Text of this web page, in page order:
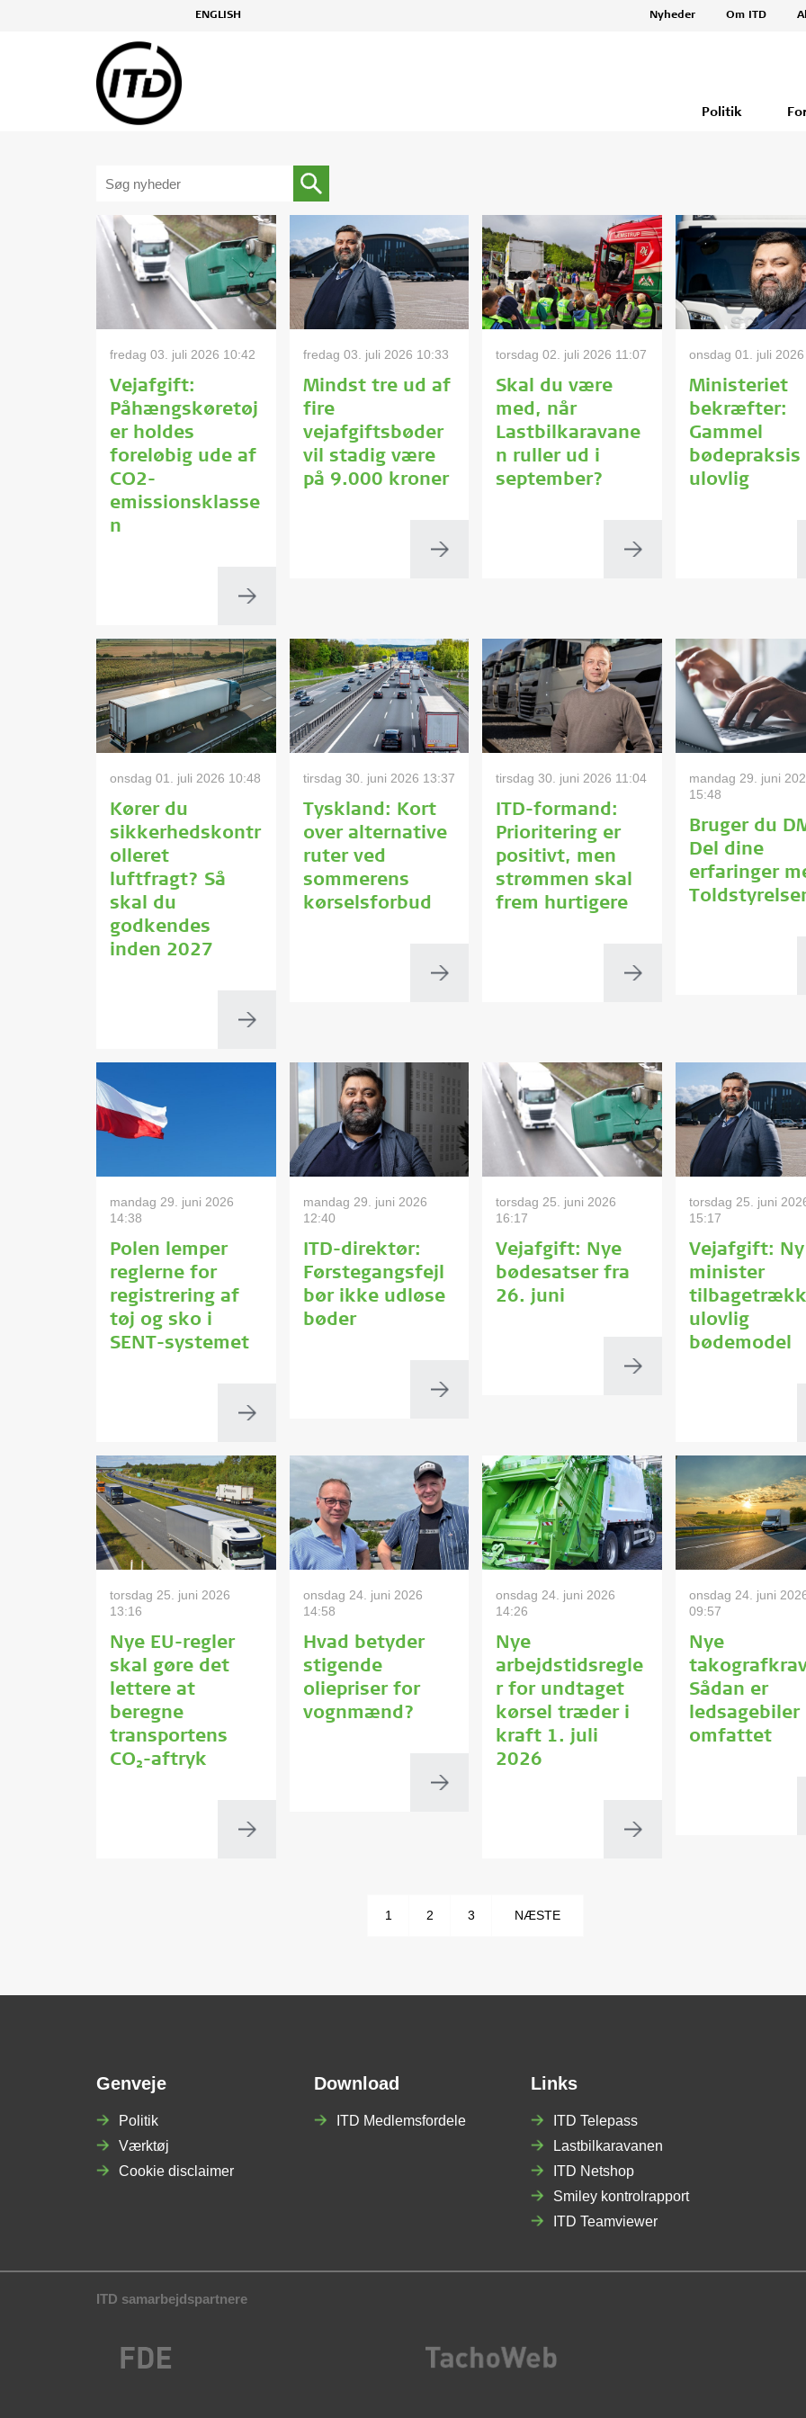
ENGLISH Nyheder Om ITD
Politik
fredag 03. juli 2026 10:42
Vejafgift:
Påhængskøretøj
er holdes
foreløbig ude af
CO2-
emissionsklasse
n
fredag 03. juli 2026 10:33
Mindst tre ud af
fire
vejafgiftsbøder
vil stadig være
på 9.000 kroner
torsdag 02. juli 2026 11:07
Skal du være
med, når
Lastbilkaravane
n ruller ud i
september?
onsdag 01. juli
Ministeriet
bekræfter:
Gammel
bødepraksis
ulovlig
onsdag 01. juli 2026 10:48
Kører du
sikkerhedskontr
olleret
luftfragt? Så
skal du
godkendes
inden 2027
tirsdag 30. juni 2026 13:37
Tyskland: Kort
over alternative
ruter ved
sommerens
kørselsforbud
tirsdag 30. juni 2026 11:04
ITD-formand:
Prioritering er
positivt, men
strømmen skal
frem hurtigere
mandag 29. juni
15:48
Bruger du
Del dine
erfaringer
mandag 29. juni 2026
14:38
Polen lemper
reglerne for
registrering af
tøj og sko i
SENT-systemet
mandag 29. juni 2026
12:40
ITD-direktør:
Førstegangsfejl
bør ikke udløse
bøder
torsdag 25. juni 2026
16:17
Vejafgift: Nye
bødesatser fra
26. juni
torsdag 25. juni
15:17
Vejafgift: Ny
minister
ulovlig
bødemodel
torsdag 25. juni 2026
13:16
Nye EU-regler
skal gøre det
lettere at
beregne
transportens
CO₂-aftryk
onsdag 24. juni 2026
14:58
Hvad betyder
stigende
oliepriser for
vognmænd?
onsdag 24. juni 2026
14:26
Nye
arbejdstidsregle
r for undtaget
kørsel træder i
kraft 1. juli
2026
onsdag 24. juni
09:57
Nye
Sådan er
ledsagebiler
omfattet
1 2 3 NÆSTE
Genveje
Politik
Værktøj
Cookie disclaimer
Download
ITD Medlemsfordele
Links
ITD Telepass
Lastbilkaravanen
ITD Netshop
Smiley kontrolrapport
ITD Teamviewer
ITD samarbejdspartnere